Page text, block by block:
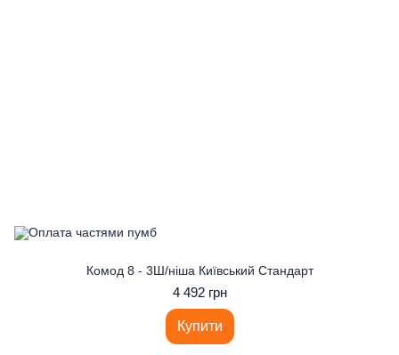
Комод 8 - 3Ш/ніша Київський Стандарт
4 492 грн
Купити